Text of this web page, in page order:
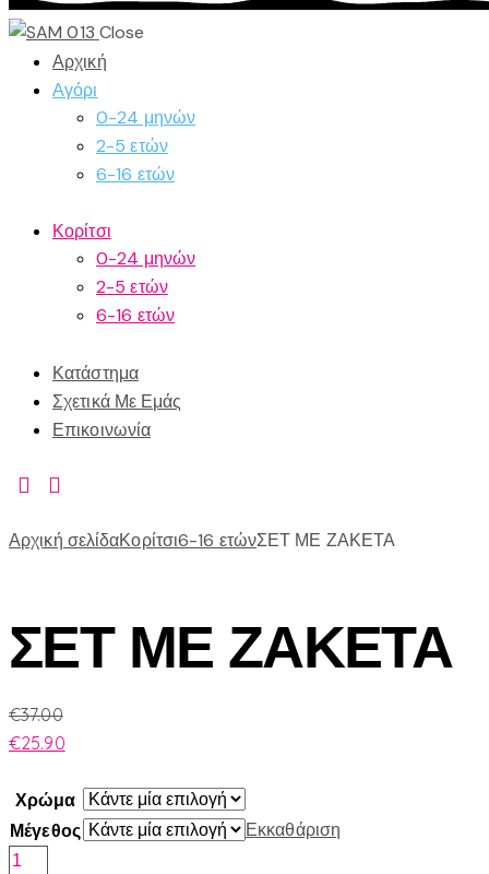
Close
Αρχική
Αγόρι
0-24 μηνών
2-5 ετών
6-16 ετών
Κορίτσι
0-24 μηνών
2-5 ετών
6-16 ετών
Κατάστημα
Σχετικά Με Εμάς
Επικοινωνία
Αρχική σελίδαΚορίτσι6-16 ετώνΣΕΤ ΜΕ ΖΑΚΕΤΑ
ΣΕΤ ΜΕ ΖΑΚΕΤΑ
€37.00
€25.90
Χρώμα
Μέγεθος
Εκκαθάριση
ΣΕΤ